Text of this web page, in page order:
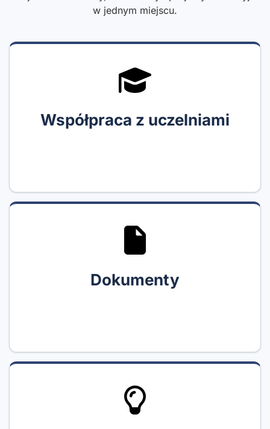
w jednym miejscu.
Współpraca z uczelniami
Dokumenty